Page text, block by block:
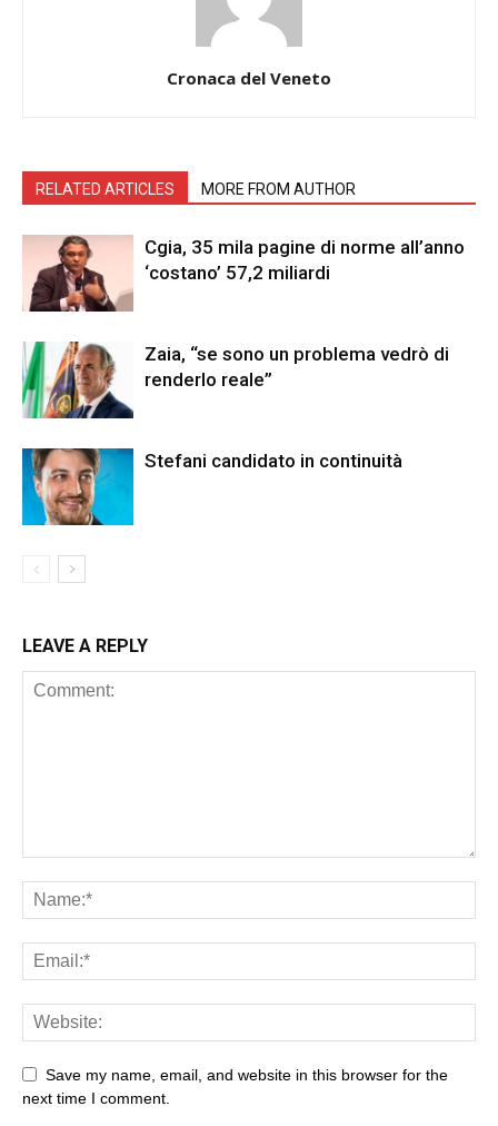
Cronaca del Veneto
RELATED ARTICLES MORE FROM AUTHOR
Cgia, 35 mila pagine di norme all’anno
‘costano’ 57,2 miliardi
Zaia, “se sono un problema vedrò di
renderlo reale”
Stefani candidato in continuità
LEAVE A REPLY
Save my name, email, and website in this browser for the
next time I comment.